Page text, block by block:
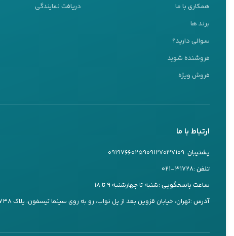
همکاری با ما
برند ها
سوالی دارید؟
فروشنده شوید
فروش ویژه
دریافت نمایندگی
ارتباط با ما
پشتیبان :۰۹۱۲۷۰۳۷۱۰۹۰۹۱۹۷۶۶۰۲۵۹
تلفن :۰۲۱-۳۱۷۲۸
ساعت پاسخگویی :شنبه تا چهارشنبه ۹ تا ۱۸
آدرس :تهران، خیابان قزوین بعد از پل نواب، رو به روی سینما تیسفون، پلاک ۷۳۸
پشتیبانی 24 ساعته
ما اینجا هستیم تا به شما کمک کنیم
تیم پشتیبانی ما آماده پاسخگویی به سوالات شماست
کارشناس ۱
تماس تلفنی بله
کارشناس ۲
تماس تلفنی
09197660249